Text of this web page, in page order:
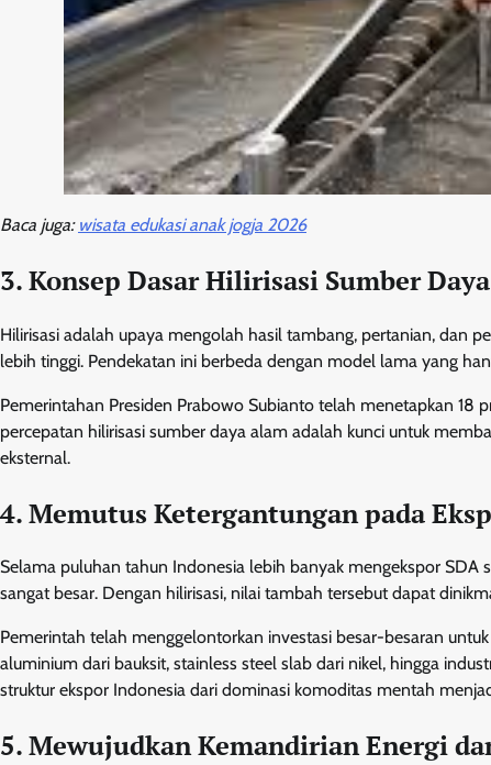
Baca juga: wisata edukasi anak jogja 2026
3. Konsep Dasar Hilirisasi Sumber
Hilirisasi adalah upaya mengolah hasil tambang, pertanian, dan
lebih tinggi. Pendekatan ini berbeda dengan model lama yang
Pemerintahan Presiden Prabowo Subianto telah menetapkan 18
percepatan hilirisasi sumber daya alam adalah kunci untuk
eksternal.
4. Memutus Ketergantungan pada
Selama puluhan tahun Indonesia lebih banyak mengekspor
sangat besar. Dengan hilirisasi, nilai tambah tersebut dapat
Pemerintah telah menggelontorkan investasi besar-besaran
aluminium dari bauksit, stainless steel slab dari nikel, hingga
struktur ekspor Indonesia dari dominasi komoditas mentah
5. Mewujudkan Kemandirian Energi